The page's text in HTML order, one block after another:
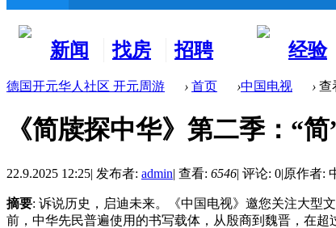
新闻
找房
招聘
经验
分享
德国开元华人社区 开元周游 › 首页 ›中国电视 › 查
《简牍探中华》第二季：“
22.9.2025 12:25| 发布者: admin| 查看: 6546| 评论: 0|原作者:
摘要: 诉说历史，启迪未来。《中国电视》邀您关注大型
前，中华先民普遍使用的书写载体，从殷商到魏晋，在超